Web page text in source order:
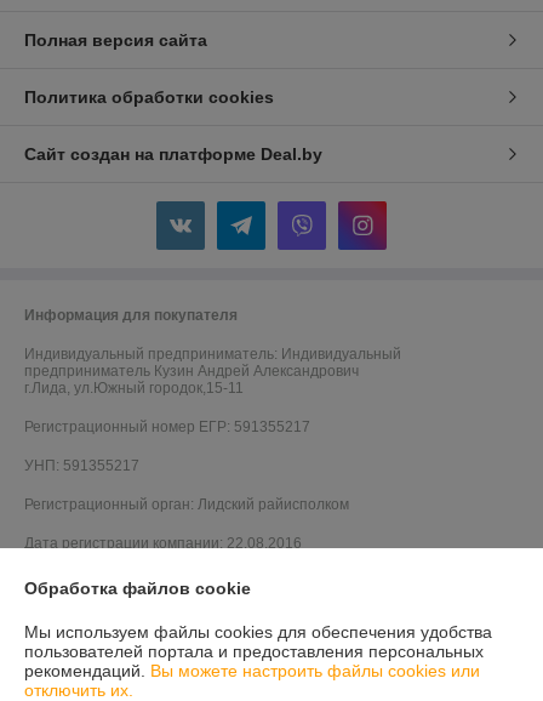
Полная версия сайта
Политика обработки cookies
Сайт создан на платформе Deal.by
Информация для покупателя
Индивидуальный предприниматель: Индивидуальный
предприниматель Кузин Андрей Александрович
г.Лида, ул.Южный городок,15-11
Регистрационный номер ЕГР: 591355217
УНП: 591355217
Регистрационный орган: Лидский райисполком
Дата регистрации компании: 22.08.2016
Ссылка на свидетельство/лицензию
д.57
Обработка файлов cookie
Мы используем файлы cookies для обеспечения удобства
пользователей портала и предоставления персональных
рекомендаций. Вы можете настроить файлы cookies или
отключить их.